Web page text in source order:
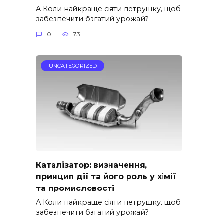
A Коли найкраще сіяти петрушку, щоб
забезпечити багатий урожай?
0 73
UNCATEGORIZED
Каталізатор: визначення,
принцип дії та його роль у хімії
та промисловості
A Коли найкраще сіяти петрушку, щоб
забезпечити багатий урожай?